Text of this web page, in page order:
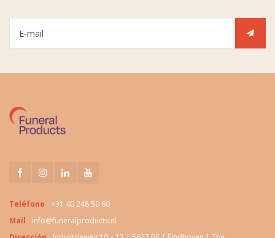
Teléfono
+31 40 248 50 60
Mail
info@funeralproducts.nl